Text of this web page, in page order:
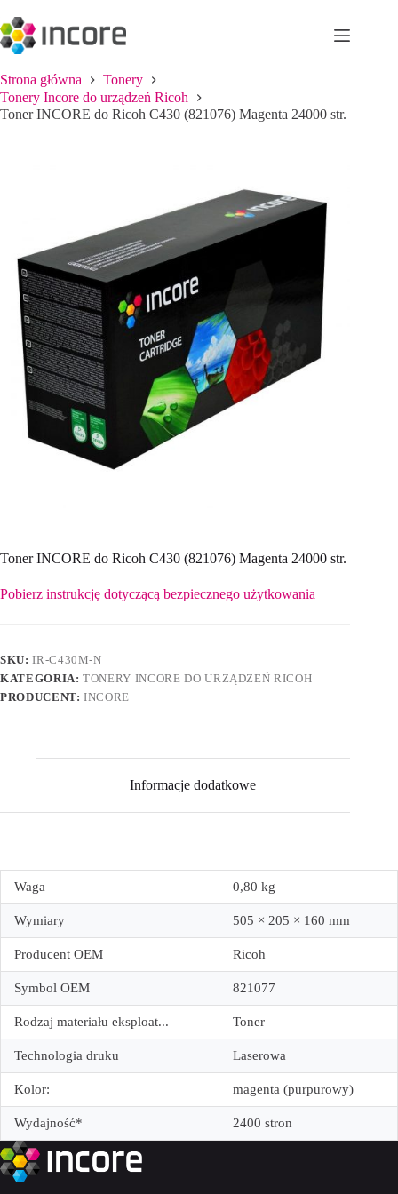
do
treści
Strona główna
Tonery
Tonery Incore do urządzeń Ricoh
Toner INCORE do Ricoh C430 (821076) Magenta 24000 str.
Toner INCORE do Ricoh C430 (821076) Magenta 24000 str.
Pobierz instrukcję dotyczącą bezpiecznego użytkowania
SKU:IR-C430M-N
KATEGORIA:TONERY INCORE DO URZĄDZEŃ RICOH
PRODUCENT:INCORE
Informacje dodatkowe
Waga 0,80 kg
Wymiary 505 × 205 × 160 mm
Producent OEM Ricoh
Symbol OEM 821077
Rodzaj materiału eksploat... Toner
Technologia druku Laserowa
Kolor: magenta (purpurowy)
Wydajność* 2400 stron